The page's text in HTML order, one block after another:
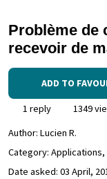
Problème de
recevoir de
ADD TO
1 reply
1349
Author: Lucien R.
Category:
Date asked: 03 April,